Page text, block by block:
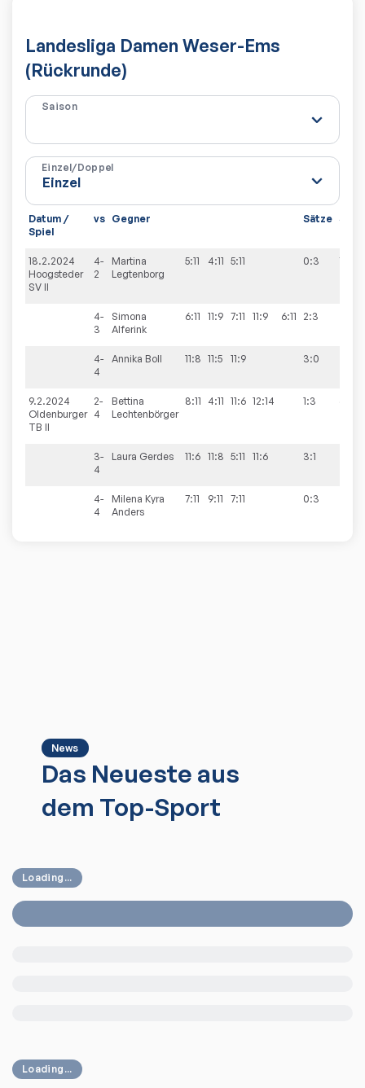
Landesliga Damen Weser-Ems
(Rückrunde)
Saison
Einzel/Doppel
Datum /
Spiel
vs Gegner Sätze
18.2.2024
Hoogsteder
SV II
4-
2
Martina
Legtenborg
5:11 4:11 5:11 0:3 7:7
4-
3
Simona
Alferink
6:11 11:9 7:11 11:9 6:11 2:3
4-
4
Annika Boll 11:8 11:5 11:9 3:0
9.2.2024
Oldenburger
TB II
2-
4
Bettina
Lechtenbörger
8:11 4:11 11:6 12:14 1:3
3-
4
Laura Gerdes 11:6 11:8 5:11 11:6 3:1
4-
4
Milena Kyra
Anders
7:11 9:11 7:11 0:3
News
Das Neueste aus
dem Top-Sport
Loading...
Loading...